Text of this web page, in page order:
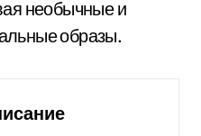
необычные и
образы.